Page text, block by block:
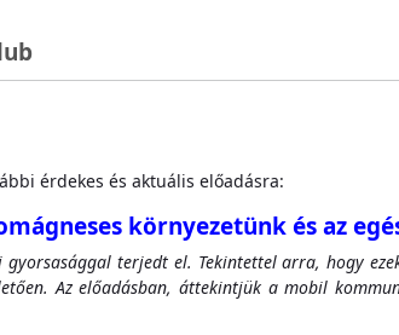
érdekes és aktuális előadásra:
környezetünk és az
terjedt el. Tekintettel arra, hogy
Az előadásban, áttekintjük a mobil